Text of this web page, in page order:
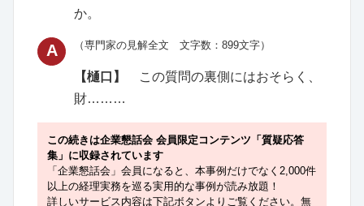
か。
A （専門家の見解全文 文字数：899文字）
【樋口】
この質問の裏側にはおそらく、
財………
この続きは企業懇話会 会員限定コンテンツ「質疑応答
集」に収録されています
「企業懇話会」会員になると、本事例だけでなく2,000件
以上の経理実務を巡る実用的な事例が読み放題！
詳しいサービス内容は下記ボタンよりご覧ください。無